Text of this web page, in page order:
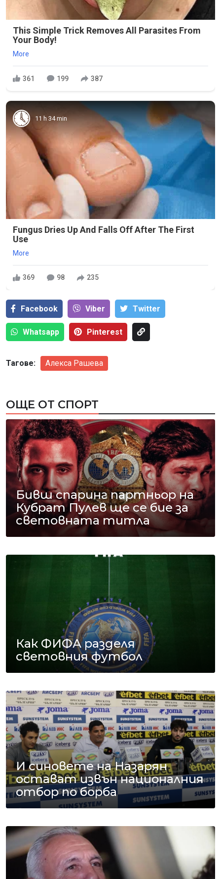
This Simple Trick Removes All Parasites From
Your Body!
More
361 199 387
11 h 34 min
Fungus Dries Up And Falls Off After The First
Use
More
369 98 235
Facebook Viber Тwitter
Whatsapp Pinterest
Тагове: Алекса Рашева
ОЩЕ ОТ СПОРТ
Бивш спаринг партньор на
Кубрат Пулев ще се бие за
световната титла
Как ФИФА разделя
световния футбол
И синовете на Назарян
остават извън националния
отбор по борба